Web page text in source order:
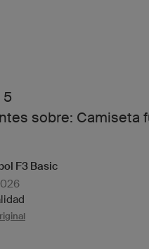
5
sobre: Camiseta
F3 Basic